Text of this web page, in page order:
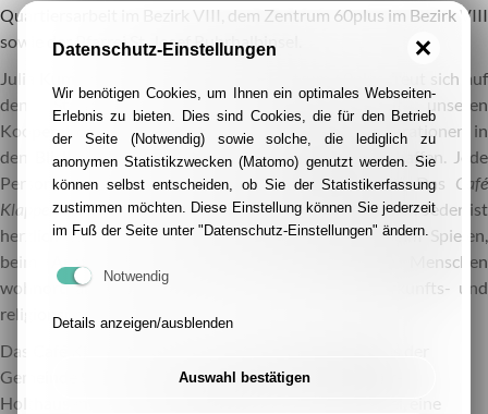
Quartiersarbeit im Bezirk VIII, dem Zentrum 60plus im Bezirk VIII
sowie der Pfarrei St. Josef Ruhrhalbinsel.
Julia Kumpmann, Mitarbeiterin im Zentrum 60plus freut sich auf
den Start: „Wir möchten gemeinsam mit unseren
Kooperationspartnerinnen und -partnern alle Generationen in
den Blick nehmen und einen Ort der Begegnung schaffen. Jede
Person ist im Café Klapper herzlich willkommen!“ Das Café
Klapperversteht sich als neuer Treffpunkt im Quartier. Jeder ist
herzlich eingeladen, beim gemeinsamen Klönen, beim Spielen,
beim Austausch bei Kaffee und Tee, anderen Menschen
wohnortnah zu begegnen. Das Café ist alters-, herkunfts- und
religionsübergreifend.
Das Café Klapper findet in den Räumen des Pfarrsaals der
Gemeinde St. Suitbert, Klapperstraße 70, in Überruhr-
Holthausen statt. Die Räumlichkeiten sind barrierefrei, eine
Datenschutz-Einstellungen
Wir benötigen Cookies, um Ihnen ein optimales Webseiten-
Erlebnis zu bieten. Dies sind Cookies, die für den Betrieb
der Seite (Notwendig) sowie solche, die lediglich zu
anonymen Statistikzwecken (Matomo) genutzt werden. Sie
können selbst entscheiden, ob Sie der Statistikerfassung
zustimmen möchten. Diese Einstellung können Sie jederzeit
im Fuß der Seite unter "Datenschutz-Einstellungen" ändern.
Notwendig
Details anzeigen/ausblenden
Auswahl bestätigen